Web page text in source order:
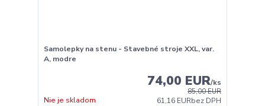
Samolepky na stenu - Stavebné stroje XXL, var.
A, modre
85,00 EUR
74,00 EUR/ks
61,16 EURbez DPH
Nie je skladom